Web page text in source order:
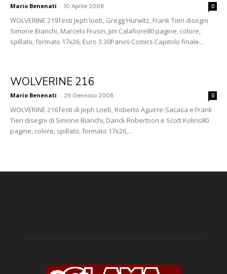
Mario Benenati - 10 Aprile 2008 0
WOLVERINE 219Testi Jeph loeb, Gregg Hurwitz, Frank Tieri disegni
Simone Bianchi, Marcelo Frusin, Jim Calafiore80 pagine, colore,
spillato, formato 17x26, Euro 3.30Panini Comics Capitolo finale...
WOLVERINE 216
Mario Benenati - 29 Gennaio 2008 0
WOLVERINE 216Testi di Jeph Loeb, Roberto Aguirre-Sacasa e Frank
Tieri disegni di Simone Bianchi, Darick Robertson e Scott Kolins80
pagine, colore, spillato, formato 17x26,...